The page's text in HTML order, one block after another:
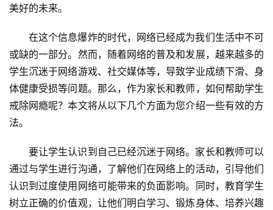
资
校
园
生
活
闻
中
心
美好的未来。
在这个信息爆炸的时代，网络已经成为我们生活中不可
或缺的一部分。然而，随着网络的普及和发展，越来越多的
学生沉迷于网络游戏、社交媒体等，导致学业成绩下滑、身
体健康受损等问题。那么，作为家长和教师，如何帮助学生
戒除网瘾呢？本文将从以下几个方面为您介绍一些有效的方
法。
要让学生认识到自己已经沉迷于网络。家长和教师可以
通过与学生进行沟通，了解他们在网络上的活动，引导他们
认识到过度使用网络可能带来的负面影响。同时，教育学生
树立正确的价值观，让他们明白学习、锻炼身体、培养兴趣